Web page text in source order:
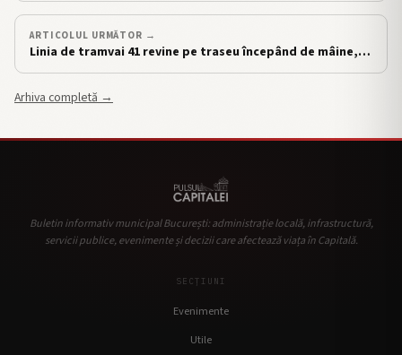
ARTICOLUL URMĂTOR →
Linia de tramvai 41 revine pe traseu începând de mâine,…
Arhiva completă →
Buletin informativ municipal București: administrație locală, infrastructură,
servicii publice, evenimente și decizii care afectează viața în Capitală.
SECȚIUNI
Evenimente
Utile